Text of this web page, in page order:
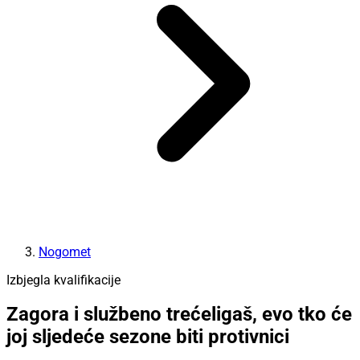
Nogomet
Izbjegla kvalifikacije
Zagora i službeno trećeligaš, evo tko će
joj sljedeće sezone biti protivnici